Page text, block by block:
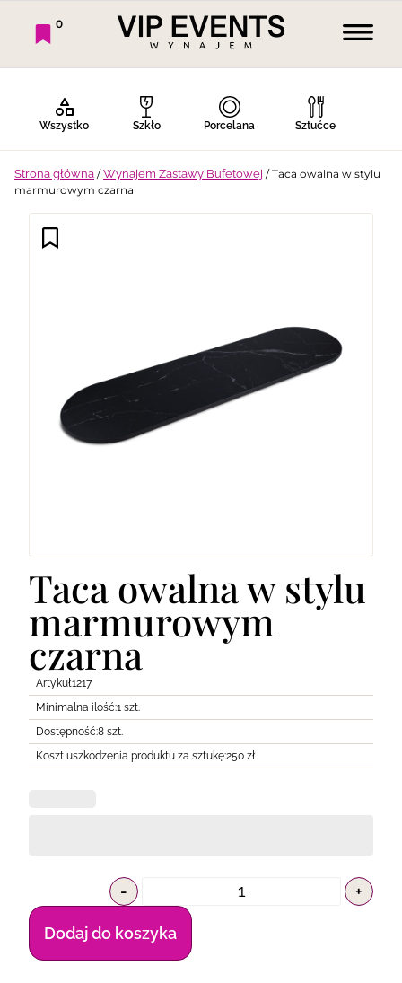
0
Wszystko Szkło Porcelana Sztućce
Gotowanie Namioty
Lodówki Transport
Strona główna /Wynajem Zastawy Bufetowej / Taca owalna w stylu
marmurowym czarna
Taca owalna w stylu
marmurowym
czarna
Artykuł1217
Minimalna ilość:1 szt.
Dostępność:8 szt.
Koszt uszkodzenia produktu za sztukę:250 zł
- +
Dodaj do koszyka